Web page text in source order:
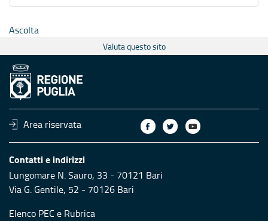
Ascolta
Valuta questo sito
Area riservata
Contatti e indirizzi
Lungomare N. Sauro, 33 - 70121 Bari
Via G. Gentile, 52 - 70126 Bari
Elenco PEC e Rubrica